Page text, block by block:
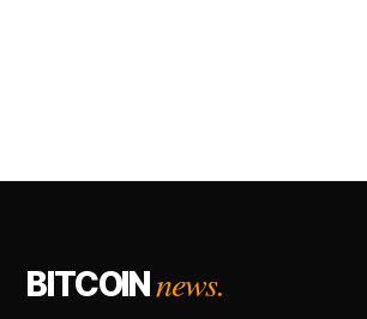
BITCOINnews.